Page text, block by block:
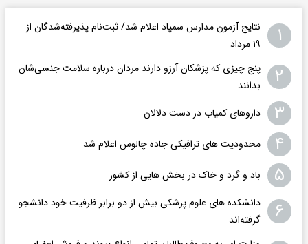
۱
نتایج آزمون مدارس سمپاد اعلام شد/ ثبت‌نام پذیرفته‌شدگان از
۱۹ مرداد
۲
پنج چیزی که پزشکان آرزو دارند مردان درباره سلامت جنسی‌شان
بدانند
۳ داروهای کمیاب در دست دلالان
۴ محدودیت های ترافیکی جاده چالوس اعلام شد
۵ باد و گرد و خاک در بخش هایی از کشور
۶
دانشکده های علوم پزشکی بیش از دو برابر ظرفیت خود دانشجو
گرفته‌اند